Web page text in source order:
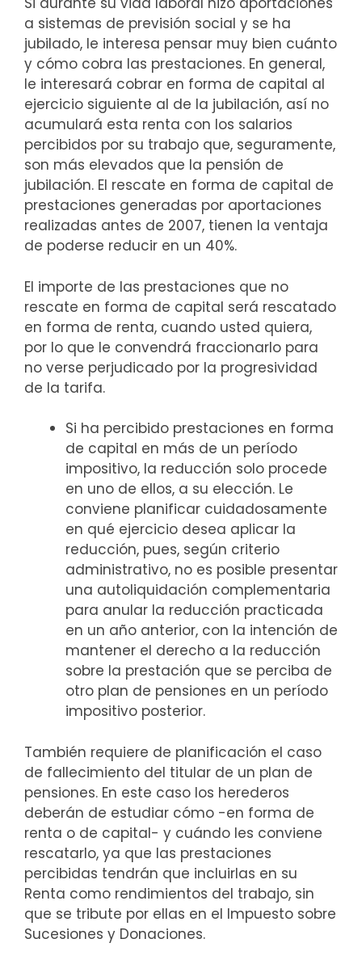
a sistemas de previsión social y se ha
jubilado, le interesa pensar muy bien cuánto
y cómo cobra las prestaciones. En general,
le interesará cobrar en forma de capital al
ejercicio siguiente al de la jubilación, así no
acumulará esta renta con los salarios
percibidos por su trabajo que, seguramente,
son más elevados que la pensión de
jubilación. El rescate en forma de capital de
prestaciones generadas por aportaciones
realizadas antes de 2007, tienen la ventaja
de poderse reducir en un 40%.
El importe de las prestaciones que no
rescate en forma de capital será rescatado
en forma de renta, cuando usted quiera,
por lo que le convendrá fraccionarlo para
no verse perjudicado por la progresividad
de la tarifa.
Si ha percibido prestaciones en forma
de capital en más de un período
impositivo, la reducción solo procede
en uno de ellos, a su elección. Le
conviene planificar cuidadosamente
en qué ejercicio desea aplicar la
reducción, pues, según criterio
administrativo, no es posible presentar
una autoliquidación complementaria
para anular la reducción practicada
en un año anterior, con la intención de
mantener el derecho a la reducción
sobre la prestación que se perciba de
otro plan de pensiones en un período
impositivo posterior.
También requiere de planificación el caso
de fallecimiento del titular de un plan de
pensiones. En este caso los herederos
deberán de estudiar cómo -en forma de
renta o de capital- y cuándo les conviene
rescatarlo, ya que las prestaciones
percibidas tendrán que incluirlas en su
Renta como rendimientos del trabajo, sin
que se tribute por ellas en el Impuesto sobre
Sucesiones y Donaciones.